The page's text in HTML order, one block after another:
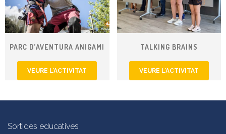
PARC D’AVENTURA ANIGAMI
VEURE L’ACTIVITAT
TALKING BRAINS
VEURE L’ACTIVITAT
Sortides educatives